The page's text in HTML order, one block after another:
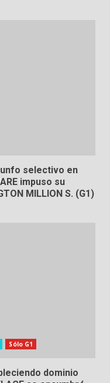
selectivo en
impuso su
MILLION S. (G1)
Sólo G1
dominio